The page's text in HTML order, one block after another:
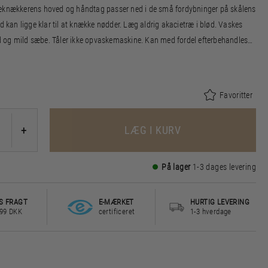
hoved og håndtag passer ned i de små fordybninger på skålens
kan ligge klar til at knække nødder. Læg aldrig akacietræ i blød. Vaskes
og mild sæbe. Tåler ikke opvaskemaskine. Kan med fordel efterbehandles
gange om året.
Favoritter
+ LÆG I KURV
På lager 1-3 dages levering
FRAGT
DKK
E-MÆRKET
certificeret
HURTIG LEVERING
1-3 hverdage